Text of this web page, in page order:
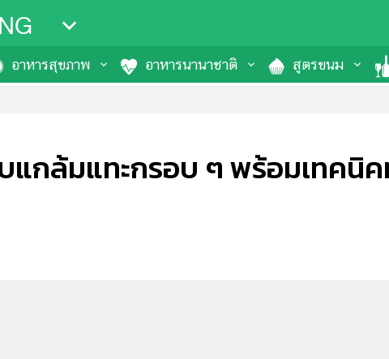
อาหารสุขภาพ อาหารนานาชาติ สูตรขนม
แกล้มแทะกรอบ ๆ พร้อมเทคนิ